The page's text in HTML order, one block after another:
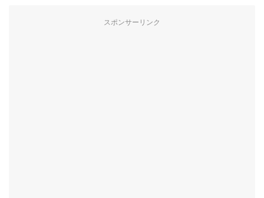
スポンサーリンク